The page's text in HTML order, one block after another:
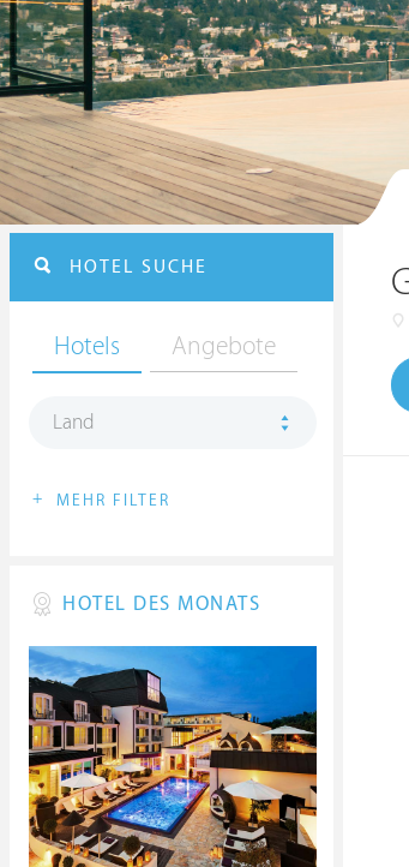
HOTEL SUCHE
Hotels Angebote
Land
+ MEHR FILTER
HOTEL DES MONATS